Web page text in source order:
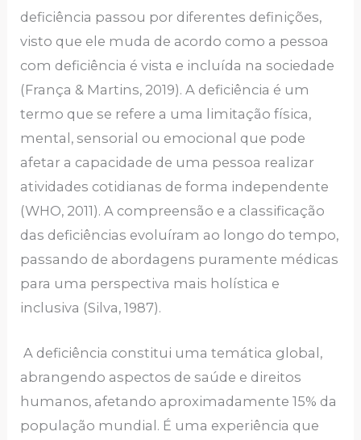
deficiência passou por diferentes definições,
visto que ele muda de acordo como a pessoa
com deficiência é vista e incluída na sociedade
(França & Martins, 2019). A deficiência é um
termo que se refere a uma limitação física,
mental, sensorial ou emocional que pode
afetar a capacidade de uma pessoa realizar
atividades cotidianas de forma independente
(WHO, 2011). A compreensão e a classificação
das deficiências evoluíram ao longo do tempo,
passando de abordagens puramente médicas
para uma perspectiva mais holística e
inclusiva (Silva, 1987).
A deficiência constitui uma temática global,
abrangendo aspectos de saúde e direitos
humanos, afetando aproximadamente 15% da
população mundial. É uma experiência que